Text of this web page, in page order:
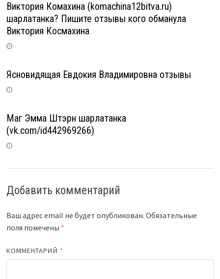
Виктория Комахина (komachina12bitva.ru)
шарлатанка? Пишите отзывы кого обманула
Виктория Космахина
Ясновидящая Евдокия Владимировна отзывы
Маг Эмма Штэрн шарлатанка
(vk.com/id442969266)
Добавить комментарий
Ваш адрес email не будет опубликован. Обязательные
поля помечены *
КОММЕНТАРИЙ *